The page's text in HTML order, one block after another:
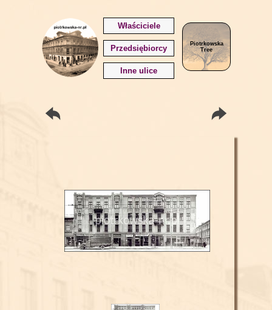
Piotrkowska
Tree
Właściciele
Przedsiębiorcy
Inne ulice